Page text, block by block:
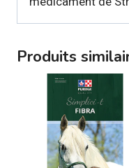
Produits